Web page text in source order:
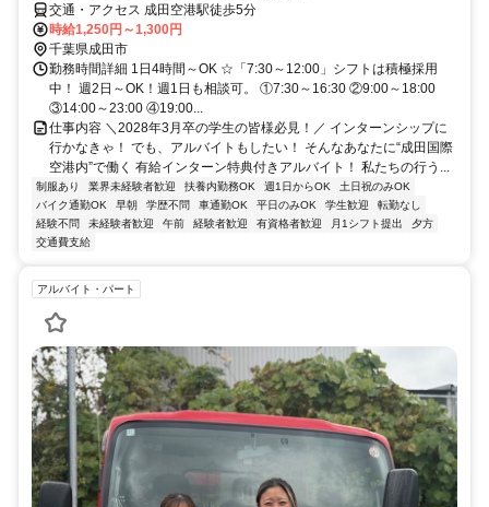
交通・アクセス 成田空港駅徒歩5分
時給1,250円～1,300円
千葉県成田市
勤務時間詳細 1日4時間～OK ☆「7:30～12:00」シフトは積極採用
中！ 週2日～OK！週1日も相談可。 ①7:30～16:30 ②9:00～18:00
③14:00～23:00 ④19:00...
仕事内容 ＼2028年3月卒の学生の皆様必見！／ インターンシップに
行かなきゃ！ でも、アルバイトもしたい！ そんなあなたに“成田国際
空港内”で働く 有給インターン特典付きアルバイト！ 私たちの行う...
制服あり 業界未経験者歓迎 扶養内勤務OK 週1日からOK
土日祝のみOK
バイク通勤OK
早朝 学歴不問 車通勤OK 平日のみOK 学生歓迎
転勤なし
経験不問
未経験者歓迎 午前 経験者歓迎 有資格者歓迎 月1シフト提出
夕方
交通費支給
アルバイト・パート